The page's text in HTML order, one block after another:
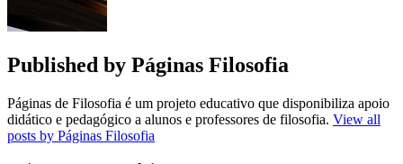
Published by Páginas Filosofia
Páginas de Filosofia é um projeto educativo que disponibiliza apoio
didático e pedagógico a alunos e professores de filosofia. View all
posts by Páginas Filosofia